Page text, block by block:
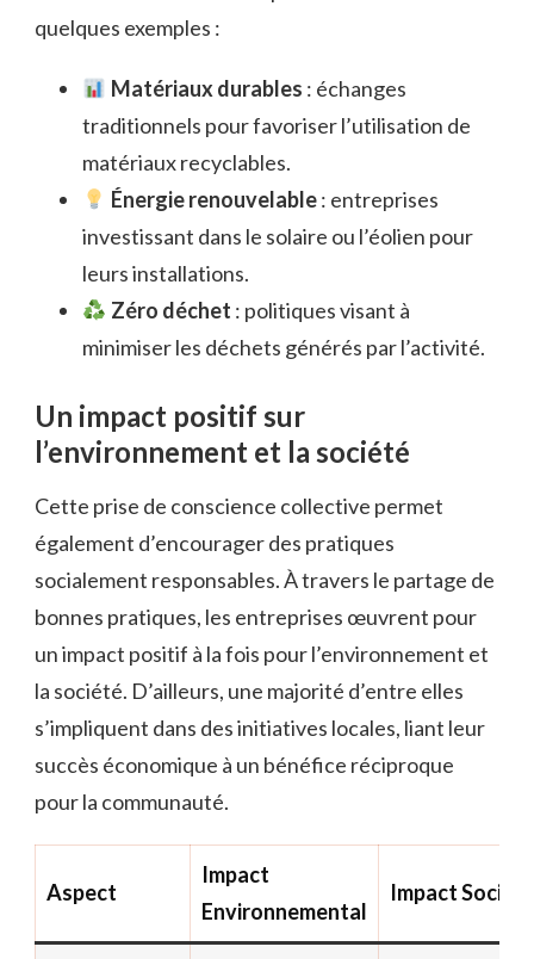
quelques exemples :
Matériaux durables : échanges
traditionnels pour favoriser l’utilisation de
matériaux recyclables.
Énergie renouvelable: entreprises
investissant dans le solaire ou l’éolien pour
leurs installations.
Zéro déchet : politiques visant à
minimiser les déchets générés par l’activité.
Un impact positif sur
l’environnement et la société
Cette prise de conscience collective permet
également d’encourager des pratiques
socialement responsables. À travers le partage de
bonnes pratiques, les entreprises œuvrent pour
un impact positif à la fois pour l’environnement et
la société. D’ailleurs, une majorité d’entre elles
s’impliquent dans des initiatives locales, liant leur
succès économique à un bénéfice réciproque
pour la communauté.
Aspect
Impact
Environnemental
Impact Social